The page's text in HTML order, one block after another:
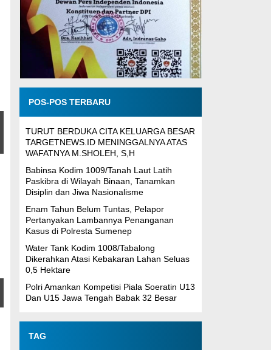
POS-POS TERBARU
TURUT BERDUKA CITA KELUARGA BESAR
TARGETNEWS.ID MENINGGALNYA ATAS
WAFATNYA M.SHOLEH, S,H
Babinsa Kodim 1009/Tanah Laut Latih
Paskibra di Wilayah Binaan, Tanamkan
Disiplin dan Jiwa Nasionalisme
Enam Tahun Belum Tuntas, Pelapor
Pertanyakan Lambannya Penanganan
Kasus di Polresta Sumenep
Water Tank Kodim 1008/Tabalong
Dikerahkan Atasi Kebakaran Lahan Seluas
0,5 Hektare
Polri Amankan Kompetisi Piala Soeratin U13
Dan U15 Jawa Tengah Babak 32 Besar
TAG